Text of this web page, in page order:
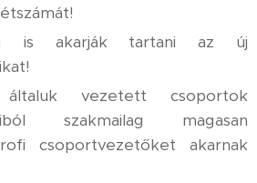
is akarják tartani az új
vezetett csoportok
szakmailag magasan
csoportvezetőket akarnak